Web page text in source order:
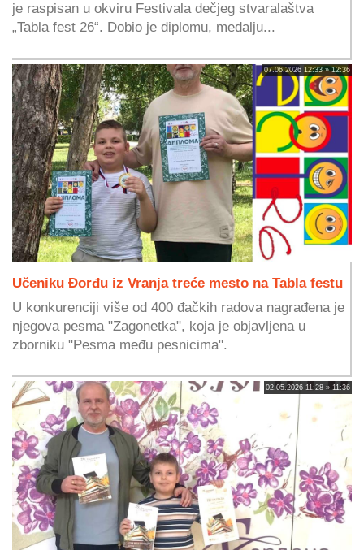
je raspisan u okviru Festivala dečjeg stvaralaštva
„Tabla fest 26“. Dobio je diplomu, medalju...
07.06.2026 12:33 » 12:36
Učeniku Đorđu iz Vranja treće mesto na Tabla festu
U konkurenciji više od 400 đačkih radova nagrađena je
njegova pesma "Zagonetka", koja je objavljena u
zborniku "Pesma među pesnicima".
02.05.2026 11:28 » 11:36